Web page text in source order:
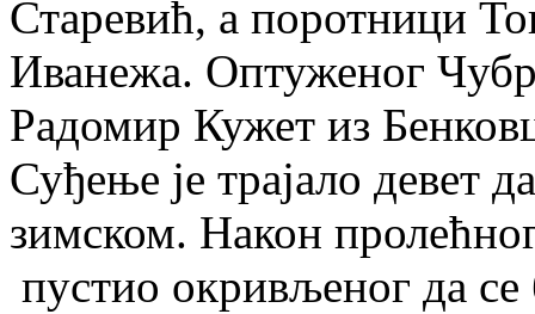
Старевић, а поротници
Иванежа. Оптуженог
Радомир Кужет из
Суђење је трајало девет
зимском. Након
пустио окривљеног да